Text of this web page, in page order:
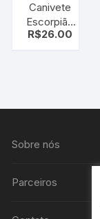
Canivete
Escorpião
Automático
K-860 C/
R$26.00
Sobre nós
Parceiros